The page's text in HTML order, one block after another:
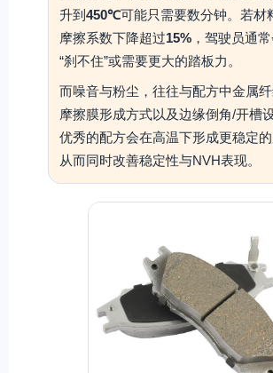
升到 450℃可能只需要数分钟。若材
摩擦系数下降超过15% ，驾驶员通
“刹不住”或需要更大的踏板力。
而噪音与粉尘，往往与配方中金属纤
摩擦膜形成方式以及边缘倒角/开槽
优秀的配方会在高温下形成更稳定的
从而同时改善稳定性与NVH表现。